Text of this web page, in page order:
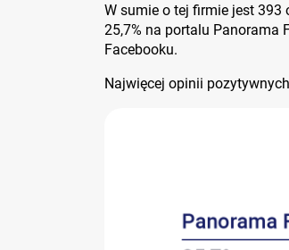
W sumie o tej firmie jest 393
25,7% na portalu Panorama
Facebooku.
Najwięcej opinii